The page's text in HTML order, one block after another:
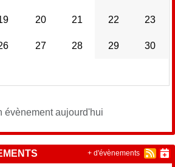
20 21 22 23
27 28 29 30
évènement aujourd'hui
+ d'évènements